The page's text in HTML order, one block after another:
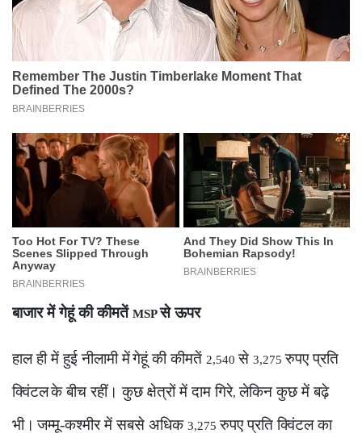
बाजार में गेहूं की कीमतें MSPसे ऊपर
हाल ही में हुई नीलामी मेंगेहूं की कीमतें 2,540से 3,275रुपए प्रति
क्विंटलके बीच रहीं। कुछ क्षेत्रों में दाम गिरे,लेकिन कुछ में बढ़े
भी। जम्मू-कश्मीर में सबसे अधिक 3,275रुपए प्रति क्विंटल का